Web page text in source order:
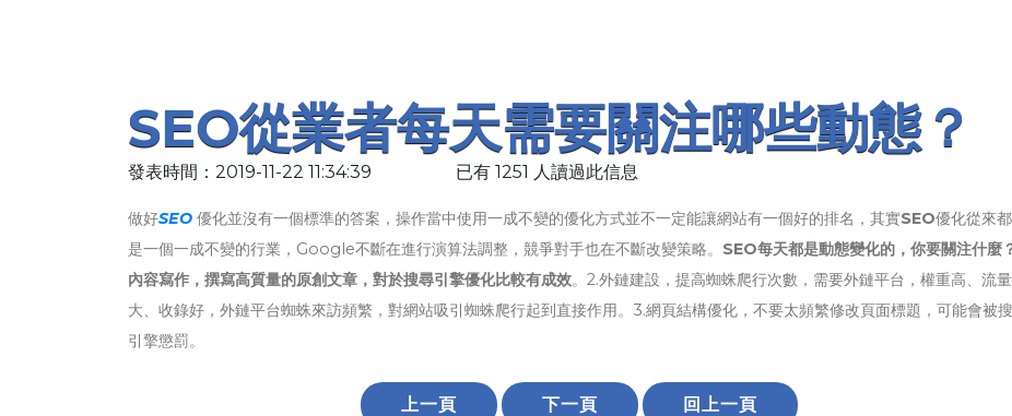
SEO從業者每天需要關注哪些動態？
發表時間：2019-11-22 11:34:39 已有 1251 人讀過此信息
做好SEO 優化並沒有一個標準的答案，操作當中使用一成不變的優化方式並不一定能讓網站有一個好的排名，其實SEO優化從來
是一個一成不變的行業，Google不斷在進行演算法調整，競爭對手也在不斷改變策略。 SEO每天都是動態變化的，你要關注什麼
內容寫作，撰寫高質量的原創文章，對於搜尋引擎優化比較有成效。2.外鏈建設，提高蜘蛛爬行次數，需要外鏈平台，權重高、流量
大、收錄好，外鏈平台蜘蛛來訪頻繁，對網站吸引蜘蛛爬行起到直接作用。3.網頁結構優化，不要太頻繁修改頁面標題，可能會被
引擎懲罰。
上一頁 下一頁 回上一頁